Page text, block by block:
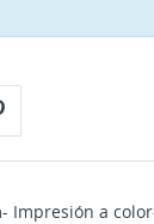
Impresión a